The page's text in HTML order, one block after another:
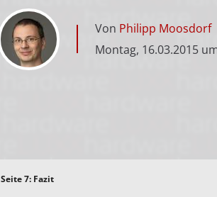
Von Philipp Moosdorf
Montag, 16.03.2015
Seite 7: Fazit